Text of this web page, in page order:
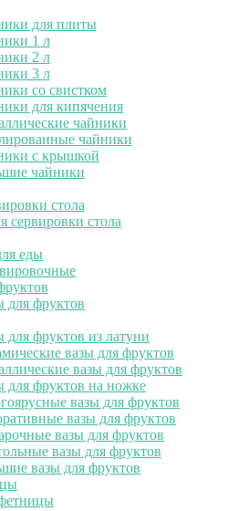
для плиты
1 л
2 л
3 л
со свистком
для кипячения
чайники
чайники
с крышкой
чайники
стола
сервировки стола
еды
для фруктов
для фруктов из латуни
вазы для фруктов
вазы для фруктов
для фруктов на ножке
вазы для фруктов
вазы для фруктов
вазы для фруктов
вазы для фруктов
вазы для фруктов